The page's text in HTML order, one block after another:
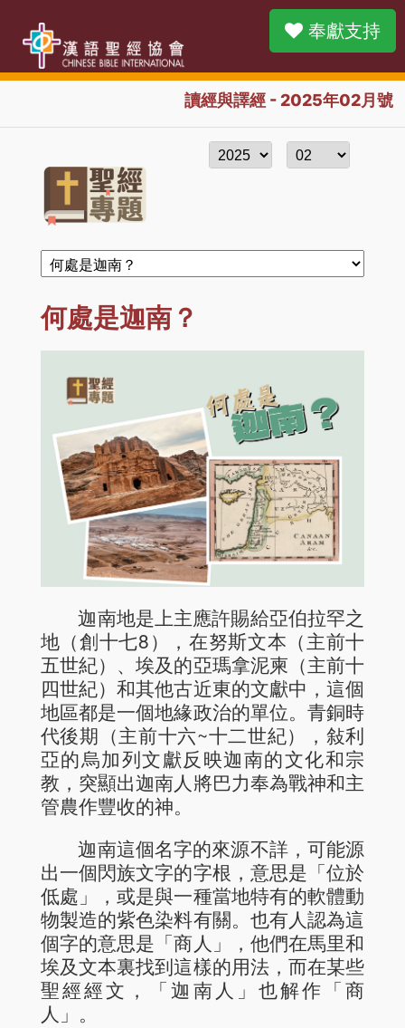
奉獻支持
讀經與譯經 - 2025年02月號
何處是迦南？
迦南地是上主應許賜給亞伯拉罕之
地（創十七8），在努斯文本（主前十
五世紀）、埃及的亞瑪拿泥柬（主前十
四世紀）和其他古近東的文獻中，這個
地區都是一個地緣政治的單位。青銅時
代後期（主前十六~十二世紀），敍利
亞的烏加列文獻反映迦南的文化和宗
教，突顯出迦南人將巴力奉為戰神和主
管農作豐收的神。
迦南這個名字的來源不詳，可能源
出一個閃族文字的字根，意思是「位於
低處」，或是與一種當地特有的軟體動
物製造的紫色染料有關。也有人認為這
個字的意思是「商人」，他們在馬里和
埃及文本裏找到這樣的用法，而在某些
聖經經文，「迦南人」也解作「商
人」。